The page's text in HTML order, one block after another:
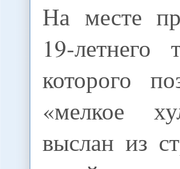
На месте
19-летнего
которого
«мелкое
выслан из